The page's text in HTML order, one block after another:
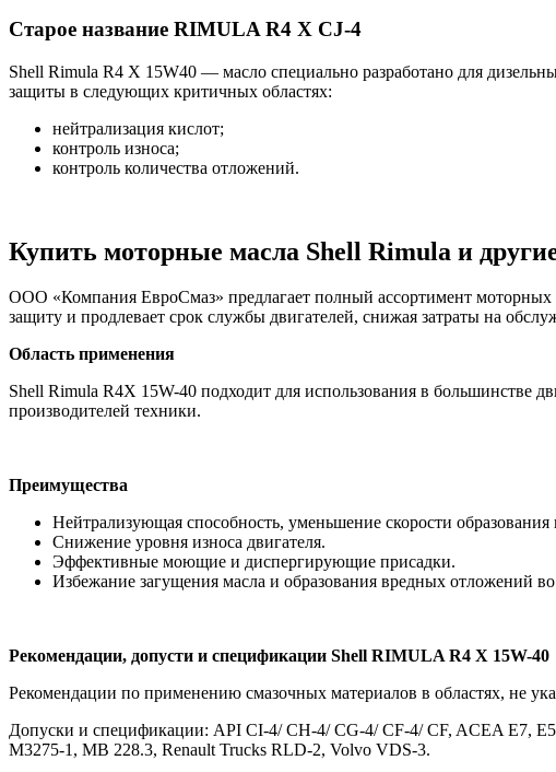
Старое название RIMULA R4 X CJ-4
Shell Rimula R4 X 15W40 — масло специально разработано для
защиты в следующих критичных областях:
нейтрализация кислот;
контроль износа;
контроль количества отложений.
Купить моторные масла Shell Rimula и
ООО «Компания ЕвроСмаз» предлагает полный ассортимент моторных
защиту и продлевает срок службы двигателей, снижая затраты на
Область применения
Shell Rimula R4X 15W-40 подходит для использования в большинстве
производителей техники.
Преимущества
Нейтрализующая способность, уменьшение скорости
Снижение уровня износа двигателя.
Эффективные моющие и диспергирующие присадки.
Избежание загущения масла и образования вредных отложений во
Рекомендации, допусти и спецификации Shell RIMULA R4 X 15W-40
Рекомендации по применению смазочных материалов в областях, не
Допуски и спецификации: API CI-4/ CH-4/ CG-4/ CF-4/ CF, ACEA E7,
M3275-1, MB 228.3, Renault Trucks RLD-2, Volvo VDS-3.